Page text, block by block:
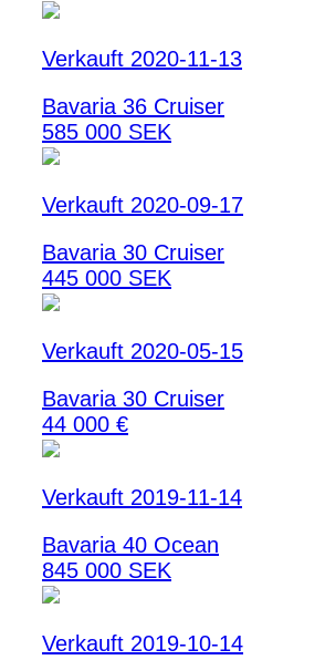
Verkauft 2020-11-13
Bavaria 36 Cruiser
585 000 SEK
Verkauft 2020-09-17
Bavaria 30 Cruiser
445 000 SEK
Verkauft 2020-05-15
Bavaria 30 Cruiser
44 000 €
Verkauft 2019-11-14
Bavaria 40 Ocean
845 000 SEK
Verkauft 2019-10-14